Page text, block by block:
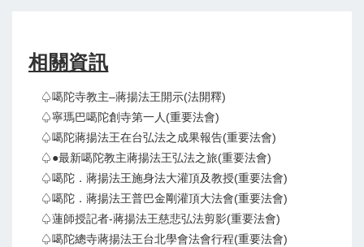
相關資訊
♤噶陀寺教主–蔣揚法王開示(法開釋)
♤寧瑪巴噶陀創寺第一人(重要法會)
♤噶陀蔣揚法王在台弘法之成果報告(重要法會)
♤●最新噶陀教主蔣揚法王弘法之旅(重要法會)
♤噶陀．蔣揚法王施身法大灌頂及教授(重要法會)
♤噶陀．蔣揚法王普巴金剛灌頂大法會(重要法會)
♤蓮師授記者-蔣揚法王慈悲弘法剪影(重要法會)
♤噶陀總寺蔣揚法王台北學會法會行程(重要法會)